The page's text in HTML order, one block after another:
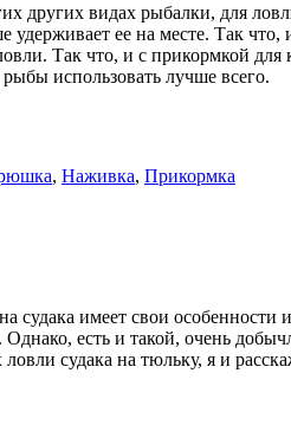
других видах рыбалки, для
ее на месте. Так
Так что, и с прикормкой
использовать лучше всего.
, Наживка, Прикормка
судака имеет свои
есть и такой, очень
судака на тюльку, я и